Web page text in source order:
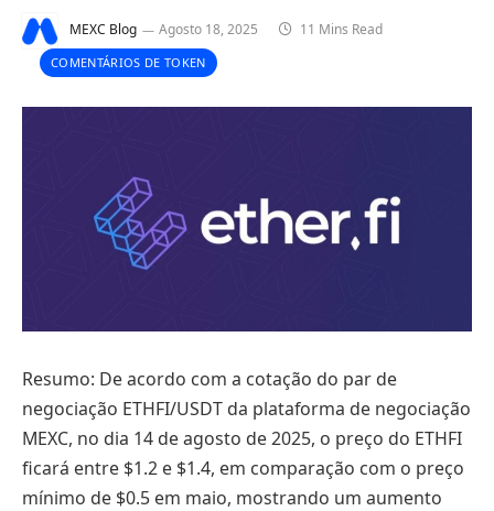
MEXC Blog Agosto 18, 2025 11 Mins Read
COMENTÁRIOS DE TOKEN
Resumo: De acordo com a cotação do par de
negociação ETHFI/USDT da plataforma de negociação
MEXC, no dia 14 de agosto de 2025, o preço do ETHFI
ficará entre $1.2 e $1.4, em comparação com o preço
mínimo de $0.5 em maio, mostrando um aumento